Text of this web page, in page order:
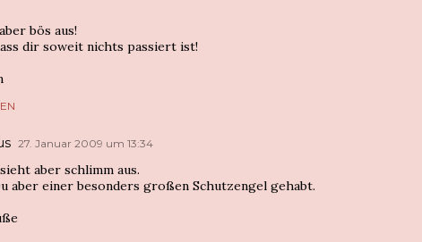
bös aus!
dir soweit nichts passiert ist!
27. Januar 2009 um 13:34
aber schlimm aus.
aber einer besonders großen Schutzengel gehabt.